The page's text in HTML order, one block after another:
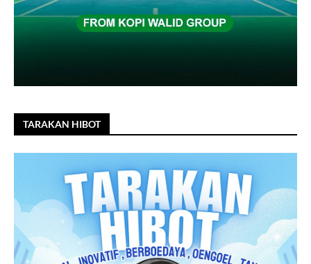
TARAKAN HIBOT